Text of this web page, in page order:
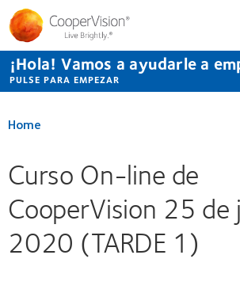
Pasar
contenido
principal
¡Hola! Vamos a ayudarle a
PULSE PARA EMPEZAR
Home
Curso On-line de
CooperVision 25 de
2020 (TARDE 1)